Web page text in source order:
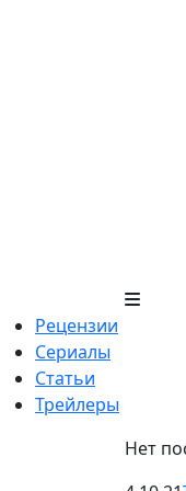
Рецензии
Сериалы
Статьи
Трейлеры
Нет